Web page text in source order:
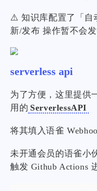
⚠️ 知识库配置了「自
新/发布 操作暂不会
serverless api
为了方便，这里提供
用的 ServerlessAPI
将其填入语雀
未开通会员的语雀小
触发 Github Actions